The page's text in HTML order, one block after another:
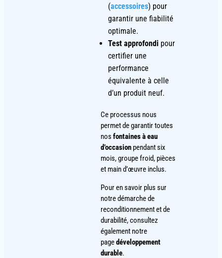
(accessoires) pour
garantir une fiabilité
optimale.
Test approfondi pour
certifier une
performance
équivalente à celle
d’un produit neuf.
Ce processus nous
permet de garantir toutes
nosfontaines à eau
d’occasion pendant six
mois, groupe froid, pièces
et main d’œuvre inclus.
Pour en savoir plus sur
notre démarche de
reconditionnement et de
durabilité, consultez
également notre
pagedéveloppement
durable.